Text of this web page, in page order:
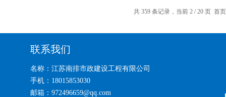
共 359 条记录，当前 2 / 20 页 首页
联系我们
名称：江苏南排市政建设工程有限公司
手机：18015853030
邮箱：972496659@qq.com